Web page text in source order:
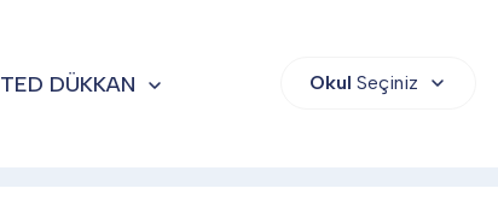
TED DÜKKAN Okul Seçiniz